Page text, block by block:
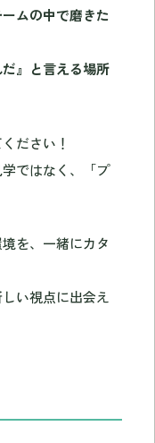
ムの中で磨きた
だ』と言える場所
ださい！
ではなく、「プ
を、一緒にカタ
い視点に出会え